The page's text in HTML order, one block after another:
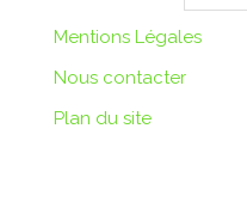
Mentions Légales
Nous contacter
Plan du site